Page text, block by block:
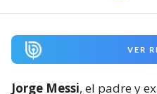
VER
Jorge Messi, el padre y